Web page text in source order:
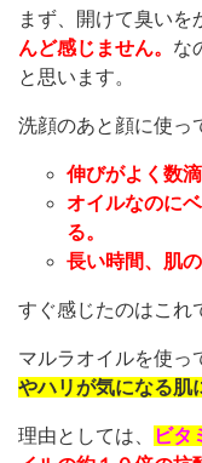
まず、開けて臭いを
んど感じません。 な
と思います。
洗顔のあと顔に使っ
伸びがよく数
オイルなのに
る。
長い時間、肌
すぐ感じたのはこれ
マルラオイルを使っ
やハリが気になる肌
理由としては、 ビタ